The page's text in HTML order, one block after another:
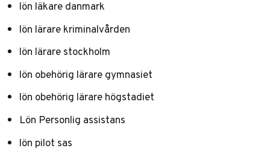
lön läkare danmark
lön lärare kriminalvården
lön lärare stockholm
lön obehörig lärare gymnasiet
lön obehörig lärare högstadiet
Lön Personlig assistans
lön pilot sas